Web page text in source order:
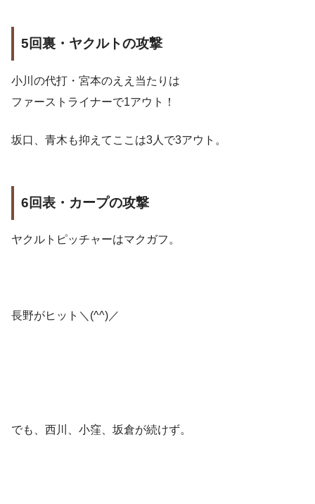
5回裏・ヤクルトの攻撃
小川の代打・宮本のええ当たりは
ファーストライナーで1アウト！
坂口、青木も抑えてここは3人で3アウト。
6回表・カープの攻撃
ヤクルトピッチャーはマクガフ。
長野がヒット＼(^^)／
でも、西川、小窪、坂倉が続けず。